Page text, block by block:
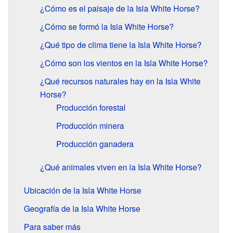
¿Cómo es el paisaje de la Isla White Horse?
¿Cómo se formó la Isla White Horse?
¿Qué tipo de clima tiene la Isla White Horse?
¿Cómo son los vientos en la Isla White Horse?
¿Qué recursos naturales hay en la Isla White
Horse?
Producción forestal
Producción minera
Producción ganadera
¿Qué animales viven en la Isla White Horse?
Ubicación de la Isla White Horse
Geografía de la Isla White Horse
Para saber más